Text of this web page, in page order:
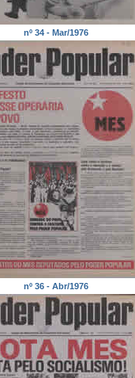
nº 34 - Mar/1976
nº 36 - Abr/1976